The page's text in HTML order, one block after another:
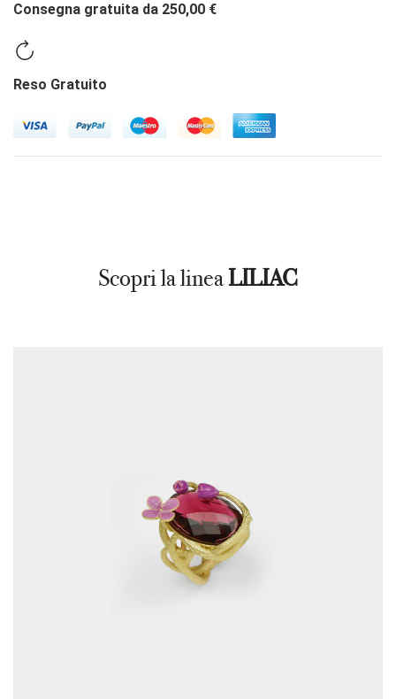
Consegna gratuita da 250,00 €
Reso Gratuito
Scopri la lineaLILIAC